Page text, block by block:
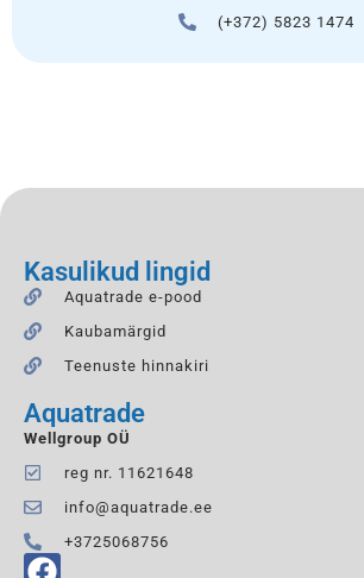
(+372) 5823 1474
Kasulikud lingid
Aquatrade e-pood
Kaubamärgid
Teenuste hinnakiri
Aquatrade
Wellgroup OÜ
reg nr. 11621648
info@aquatrade.ee
+3725068756